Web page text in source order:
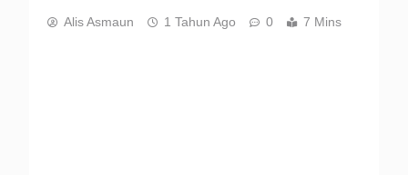
Alis Asmaun 1 Tahun Ago 0 7 Mins